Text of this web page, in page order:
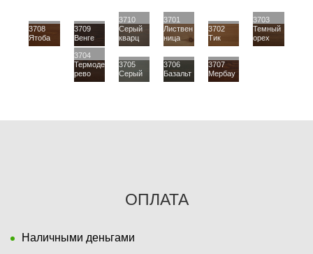
3708
Ятоба
3709
Венге
3710
Серый
кварц
3701
Листвен
ница
3702
Тик
3703
Темный
орех
3704
Термоде
рево
3705
Серый
3706
Базальт
3707
Мербау
ОПЛАТА
Наличными деньгами